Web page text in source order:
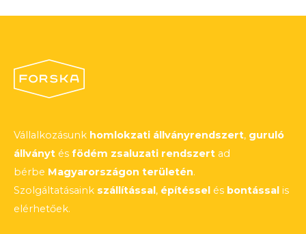
Vállalkozásunk homlokzati állványrendszert, guruló
állványt és födém zsaluzati rendszert ad
bérbe Magyarországon területén.
Szolgáltatásaink szállítással, építéssel és bontással is
elérhetőek.